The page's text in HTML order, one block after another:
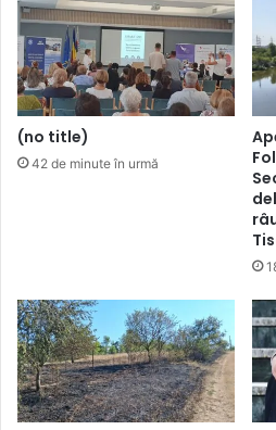
(no title)
42 de minute în urmă